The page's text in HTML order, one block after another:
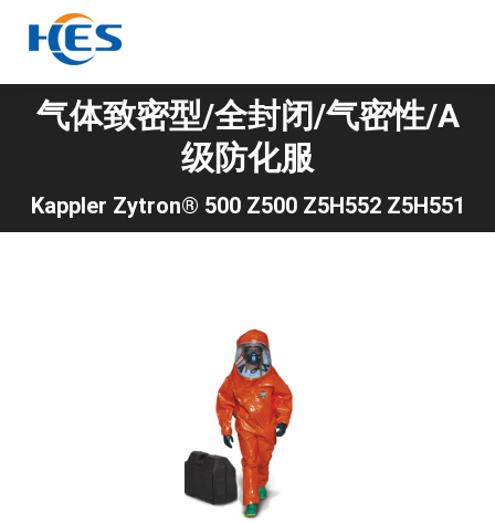
气体致密型/全封闭/气密性/A
级防化服
Kappler Zytron® 500 Z500 Z5H552 Z5H551
你在这里：